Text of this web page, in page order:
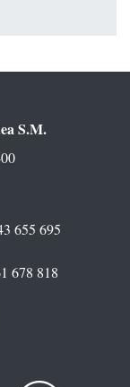
S.M.
655 695
678 818